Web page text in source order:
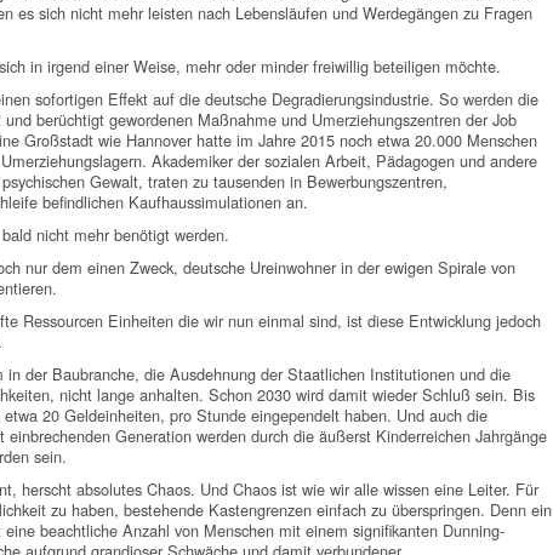
es sich nicht mehr leisten nach Lebensläufen und Werdegängen zu Fragen
in irgend einer Weise, mehr oder minder freiwillig beteiligen möchte.
sofortigen Effekt auf die deutsche Degradierungsindustrie. So werden die
berüchtigt gewordenen Maßnahme und Umerziehungszentren der Job
Großstadt wie Hannover hatte im Jahre 2015 noch etwa 20.000 Menschen
Akademiker der sozialen Arbeit, Pädagogen und andere
Gewalt, traten zu tausenden in Bewerbungszentren,
befindlichen Kaufhaussimulationen an.
nicht mehr benötigt werden.
nur dem einen Zweck, deutsche Ureinwohner in der ewigen Spirale von
Ressourcen Einheiten die wir nun einmal sind, ist diese Entwicklung jedoch
der Baubranche, die Ausdehnung der Staatlichen Institutionen und die
nicht lange anhalten. Schon 2030 wird damit wieder Schluß sein. Bis
20 Geldeinheiten, pro Stunde eingependelt haben. Und auch die
Generation werden durch die äußerst Kinderreichen Jahrgänge
sein.
herscht absolutes Chaos. Und Chaos ist wie wir alle wissen eine Leiter. Für
zu haben, bestehende Kastengrenzen einfach zu überspringen. Denn ein
beachtliche Anzahl von Menschen mit einem signifikanten Dunning-